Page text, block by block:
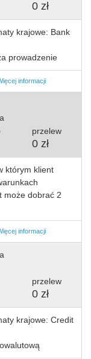
0 zł
krajowe: Bank
prowadzenie
informacji
przelew
0 zł
którym klient
może dobrać 2
informacji
przelew
0 zł
krajowe: Credit